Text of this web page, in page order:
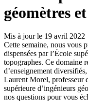
géomètres
Mis à jour le 19 avril 2022
Cette semaine, nous vous
dispensées par l’École
topographes. Ce domaine
d’enseignement
Laurent Morel, professeur
supérieure d’ingénieurs
nos questions pour vous